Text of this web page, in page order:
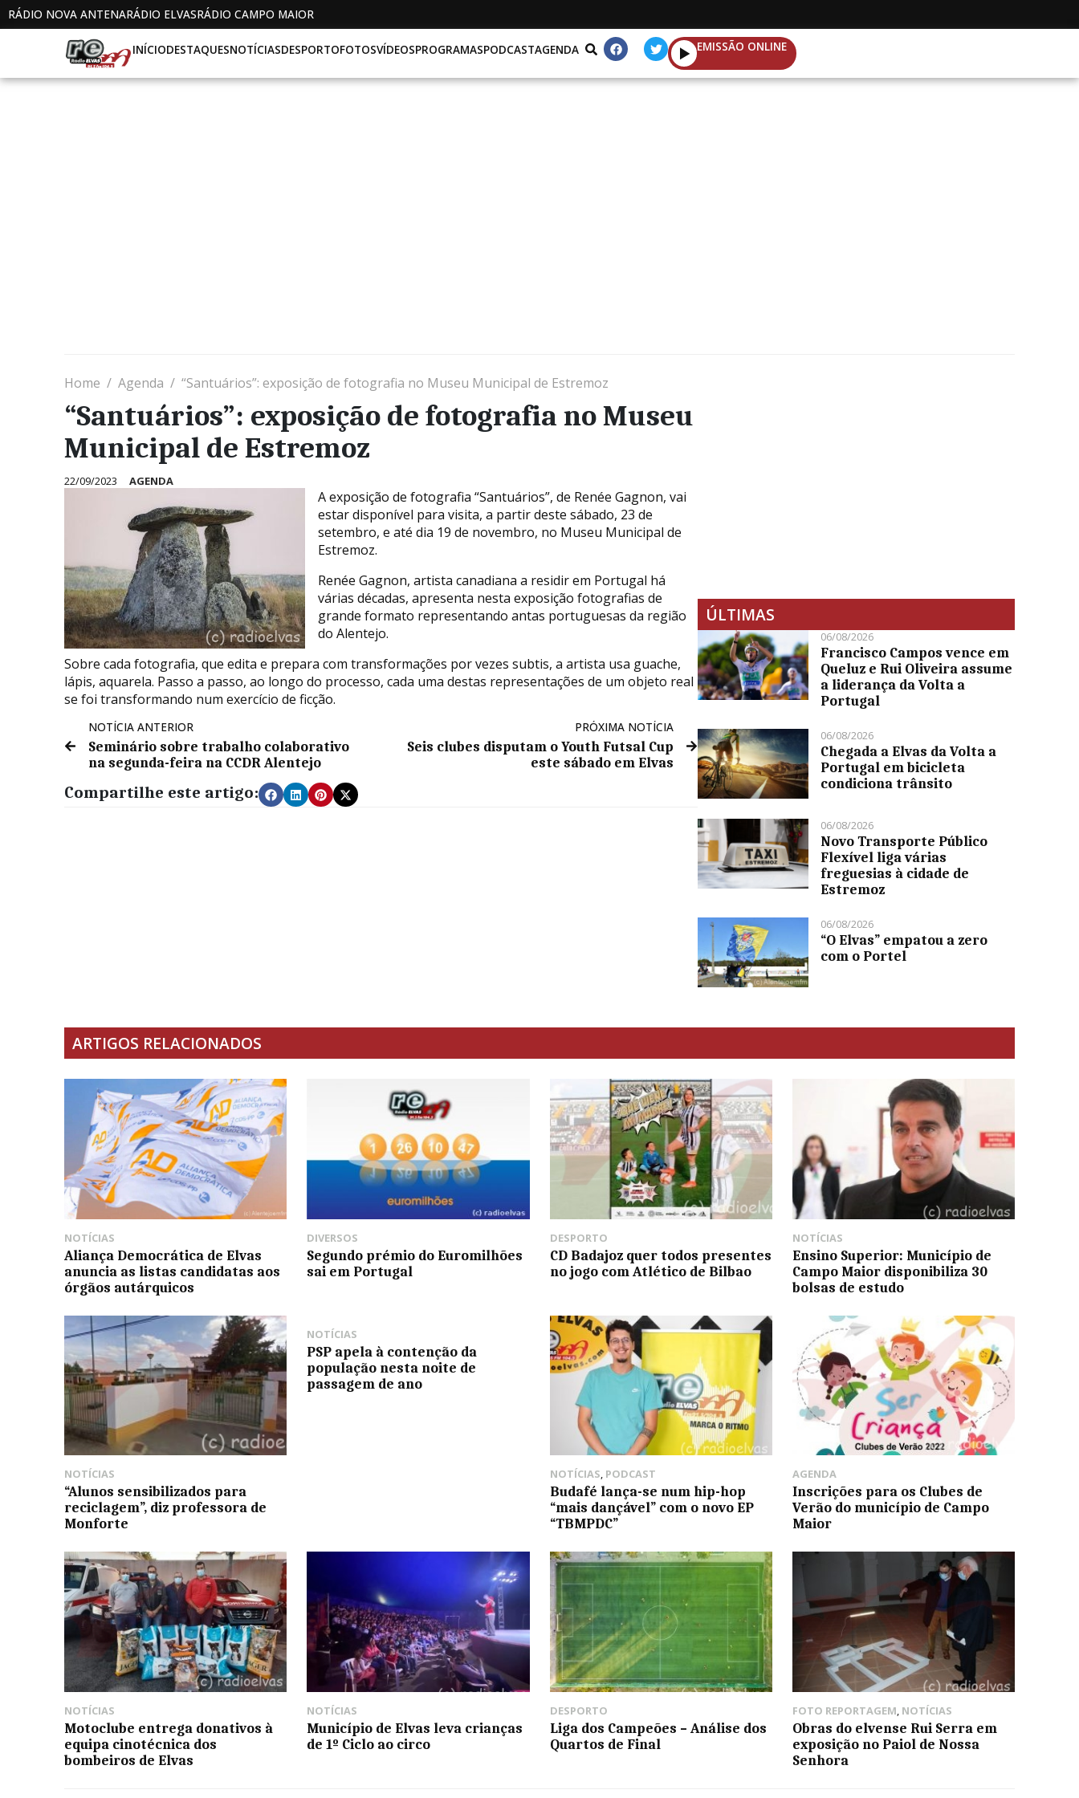
RÁDIO NOVA ANTENARÁDIO ELVASRÁDIO CAMPO MAIOR
INÍCIODESTAQUESNOTÍCIASDESPORTOFOTOSVÍDEOSPROGRAMASPODCASTAGENDA EMISSÃO ONLINE
Home Agenda “Santuários”: exposição de fotografia no Museu Municipal de Estremoz
“Santuários”: exposição de fotografia no Museu
Municipal de Estremoz
22/09/2023 AGENDA
A exposição de fotografia “Santuários”, de Renée Gagnon, vai
estar disponível para visita, a partir deste sábado, 23 de
setembro, e até dia 19 de novembro, no Museu Municipal de
Estremoz.
Renée Gagnon, artista canadiana a residir em Portugal há
várias décadas, apresenta nesta exposição fotografias de
grande formato representando antas portuguesas da região
do Alentejo.
Sobre cada fotografia, que edita e prepara com transformações por vezes subtis, a artista usa guache,
lápis, aquarela. Passo a passo, ao longo do processo, cada uma destas representações de um objeto real
se foi transformando num exercício de ficção.
NOTÍCIA ANTERIOR
Seminário sobre trabalho colaborativo
na segunda-feira na CCDR Alentejo
PRÓXIMA NOTÍCIA
Seis clubes disputam o Youth Futsal Cup
este sábado em Elvas
Compartilhe este artigo:
ÚLTIMAS
06/08/2026
Francisco Campos vence em
Queluz e Rui Oliveira assume
a liderança da Volta a
Portugal
06/08/2026
Chegada a Elvas da Volta a
Portugal em bicicleta
condiciona trânsito
06/08/2026
Novo Transporte Público
Flexível liga várias
freguesias à cidade de
Estremoz
06/08/2026
“O Elvas” empatou a zero
com o Portel
ARTIGOS RELACIONADOS
NOTÍCIAS
Aliança Democrática de Elvas
anuncia as listas candidatas aos
órgãos autárquicos
DIVERSOS
Segundo prémio do Euromilhões
sai em Portugal
DESPORTO
CD Badajoz quer todos presentes
no jogo com Atlético de Bilbao
NOTÍCIAS
Ensino Superior: Município de
Campo Maior disponibiliza 30
bolsas de estudo
NOTÍCIAS
“Alunos sensibilizados para
reciclagem”, diz professora de
Monforte
NOTÍCIAS
PSP apela à contenção da
população nesta noite de
passagem de ano
NOTÍCIAS, PODCAST
Budafé lança-se num hip-hop
“mais dançável” com o novo EP
“TBMPDC”
AGENDA
Inscrições para os Clubes de
Verão do município de Campo
Maior
NOTÍCIAS
Motoclube entrega donativos à
equipa cinotécnica dos
bombeiros de Elvas
NOTÍCIAS
Município de Elvas leva crianças
de 1º Ciclo ao circo
DESPORTO
Liga dos Campeões – Análise dos
Quartos de Final
FOTO REPORTAGEM, NOTÍCIAS
Obras do elvense Rui Serra em
exposição no Paiol de Nossa
Senhora